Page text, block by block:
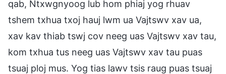
qab, Ntxwgnyoog lub hom phiaj yog rhuav
tshem txhua txoj hauj lwm ua Vajtswv xav ua,
xav kav thiab tswj cov neeg uas Vajtswv xav tau,
kom txhua tus neeg uas Vajtswv xav tau puas
tsuaj ploj mus. Yog tias lawv tsis raug puas tsuaj